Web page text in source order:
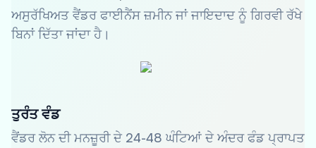
ਅਸੁਰੱਖਿਅਤ ਵੈਂਡਰ ਫਾਈਨੈਂਸ ਜ਼ਮੀਨ ਜਾਂ ਜਾਇਦਾਦ ਨੂੰ ਗਿਰਵੀ ਰੱਖੇ
ਬਿਨਾਂ ਦਿੱਤਾ ਜਾਂਦਾ ਹੈ।
ਤੁਰੰਤ ਵੰਡ
ਵੈਂਡਰ ਲੋਨ ਦੀ ਮਨਜ਼ੂਰੀ ਦੇ 24-48 ਘੰਟਿਆਂ ਦੇ ਅੰਦਰ ਫੰਡ ਪ੍ਰਾਪਤ